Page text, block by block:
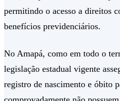
permitindo o acesso a direitos
benefícios previdenciários.
No Amapá, como em todo o
legislação estadual vigente
registro de nascimento e óbito